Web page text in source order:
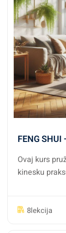
FENG
Ovaj kurs
kinesku
8lekcija